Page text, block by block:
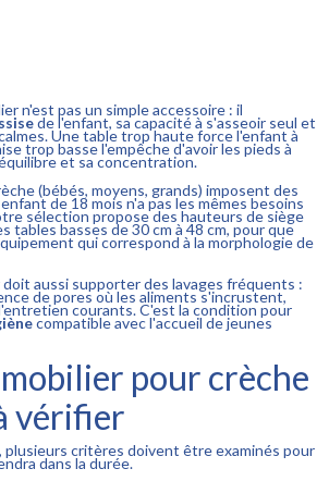
n'est pas un simple accessoire : il
de l'enfant, sa capacité à s'asseoir seul et
Une table trop haute force l'enfant à
trop basse l'empêche d'avoir les pieds à
et sa concentration.
(bébés, moyens, grands) imposent des
de 18 mois n'a pas les mêmes besoins
sélection propose des hauteurs de siège
tables basses de 30 cm à 48 cm, pour que
qui correspond à la morphologie de
aussi supporter des lavages fréquents :
de pores où les aliments s'incrustent,
courants. C'est la condition pour
compatible avec l'accueil de jeunes
pour crèche
vérifier
plusieurs critères doivent être examinés pour
dans la durée.